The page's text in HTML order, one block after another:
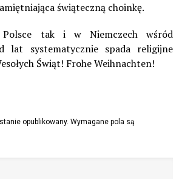
świąteczną choinkę.
tak i w Niemczech wśród
lat systematycznie spada religijne
Świąt! Frohe Weihnachten!
opublikowany. Wymagane pola są